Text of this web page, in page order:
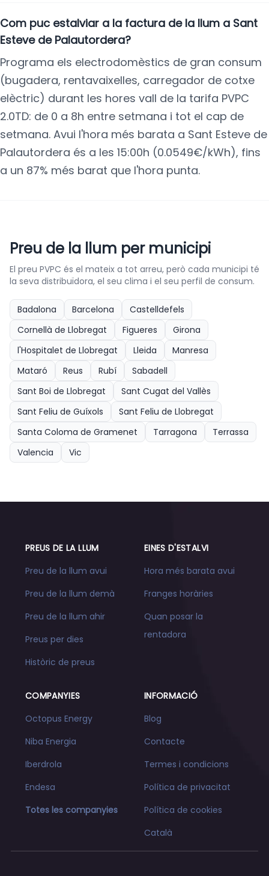
Com puc estalviar a la factura de la llum a Sant
Esteve de Palautordera?
Programa els electrodomèstics de gran consum
(bugadera, rentavaixelles, carregador de cotxe
elèctric) durant les hores vall de la tarifa PVPC
2.0TD: de 0 a 8h entre setmana i tot el cap de
setmana. Avui l'hora més barata a Sant Esteve de
Palautordera és a les 15:00h (0.0549€/kWh), fins
a un 87% més barat que l'hora punta.
Preu de la llum per municipi
El preu PVPC és el mateix a tot arreu, però cada municipi té
la seva distribuïdora, el seu clima i el seu perfil de consum.
Badalona Barcelona
Castelldefels
Cornellà de Llobregat
Figueres
Girona
l'Hospitalet de Llobregat
Lleida
Manresa
Mataró
Reus Rubí
Sabadell
Sant Boi de Llobregat
Sant Cugat del Vallès
Sant Feliu de Guíxols
Sant Feliu de Llobregat
Santa Coloma de Gramenet
Tarragona
Terrassa
Valencia
Vic
PREUS DE LA LLUM
Preu de la llum avui
Preu de la llum demà
Preu de la llum ahir
Preus per dies
Històric de preus
EINES D'ESTALVI
Hora més barata avui
Franges horàries
Quan posar la
rentadora
COMPANYIES
Octopus Energy
Niba Energia
Iberdrola
Endesa
Totes les companyies
INFORMACIÓ
Blog
Contacte
Termes i condicions
Política de privacitat
Política de cookies
Català